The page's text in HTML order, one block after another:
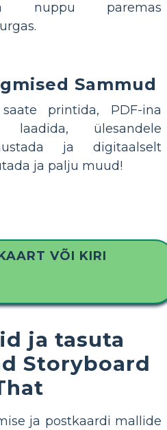
nuppu paremas
Sammud
printida, PDF-ina
laadida, ülesandele
ja digitaalselt
ja palju muud!
VÕI KIRI
ja tasuta
Storyboard
ja postkaardi mallide